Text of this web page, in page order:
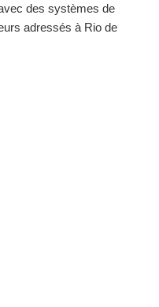
des systèmes de
adressés à Rio de